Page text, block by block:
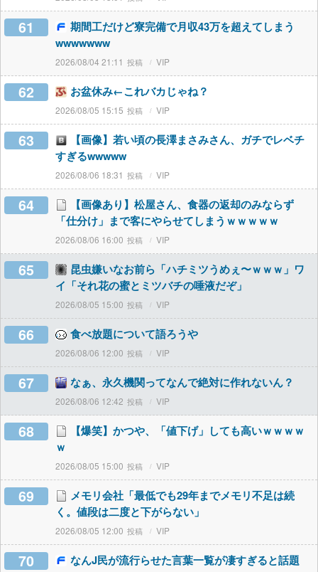
61
期間工だけど寮完備で月収43万を超えてしまう
wwwwwww
2026/08/04 21:11 VIP
62 お盆休み←これバカじゃね？
2026/08/05 15:15 VIP
63
【画像】若い頃の長澤まさみさん、ガチでレベチ
すぎるwwwww
2026/08/06 18:31 VIP
64
【画像あり】松屋さん、食器の返却のみならず
「仕分け」まで客にやらせてしまうｗｗｗｗｗ
2026/08/06 16:00 VIP
65
昆虫嫌いなお前ら「ハチミツうめぇ〜ｗｗｗ」ワ
イ「それ花の蜜とミツバチの唾液だぞ」
2026/08/05 15:00 VIP
66 食べ放題について語ろうや
2026/08/06 12:00 VIP
67 なぁ、永久機関ってなんで絶対に作れないん？
2026/08/06 12:42 VIP
68
【爆笑】かつや、「値下げ」しても高いｗｗｗｗ
ｗ
2026/08/05 15:00 VIP
69
メモリ会社「最低でも29年までメモリ不足は続
く。値段は二度と下がらない」
2026/08/05 12:00 VIP
70
なんJ民が流行らせた言葉一覧が凄すぎると話題